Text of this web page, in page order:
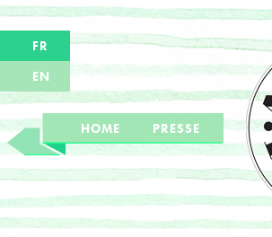
FR
EN
HOME PRESSE